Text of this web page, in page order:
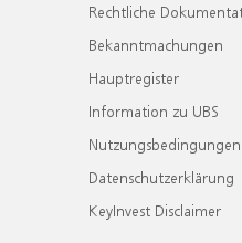
Rechtliche
Bekanntmachungen
Hauptregister
Information zu UBS
Nutzungsbedingungen
Datenschutzerklärung
KeyInvest Disclaimer